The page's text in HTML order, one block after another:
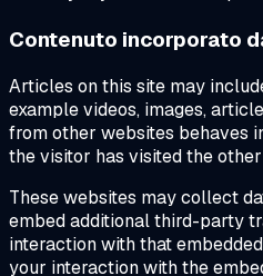
Contenuto incorporato
Articles on this site may
example videos, images,
from other websites behaves
the visitor has visited the
These websites may collect
embed additional third-party
interaction with that
your interaction with the